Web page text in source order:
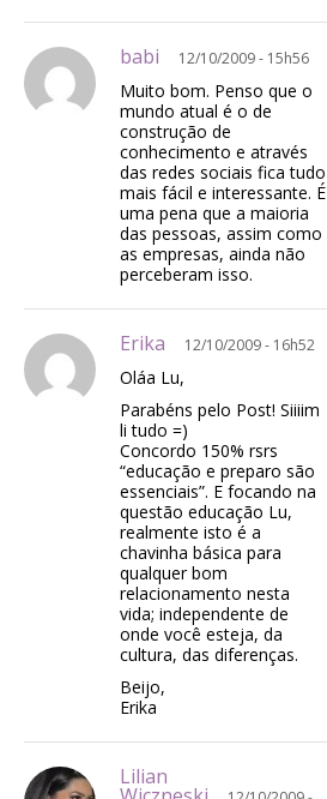
babi 12/10/2009 - 15h56
Muito bom. Penso que o
mundo atual é o de
construção de
conhecimento e através
das redes sociais fica tudo
mais fácil e interessante. É
uma pena que a maioria
das pessoas, assim como
as empresas, ainda não
perceberam isso.
Erika 12/10/2009 - 16h52
Oláa Lu,
Parabéns pelo Post! Siiiim
li tudo =)
Concordo 150% rsrs
“educação e preparo são
essenciais”. E focando na
questão educação Lu,
realmente isto é a
chavinha básica para
qualquer bom
relacionamento nesta
vida; independente de
onde você esteja, da
cultura, das diferenças.
Beijo,
Erika
Lilian